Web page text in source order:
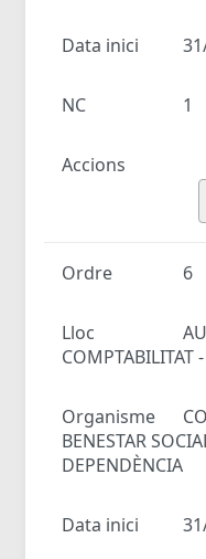
Data inici
NC 1
Accions
Ordre 6
Lloc
COMPTABILITAT
Organisme
BENESTAR
DEPENDÈNCIA
Data inici